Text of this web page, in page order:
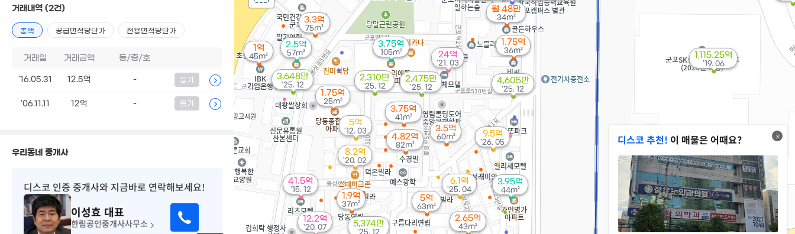
3.95억
44m²
월 48만
34m²
9.5억
'26. 05
4.82억
82m²
5억
63m²
3.75억
105m²
3,648만
'25. 12
2,310만
'25. 12
2,475만
'25. 12
4,605만
'25. 12
5,374만
'25. 12
6.1억
'25. 04
1억
45m²
1.9억
37m²
3.5억
60m²
2.65억
43m²
3.3억
75m²
28.03억
'23. 03
1.75억
25m²
1.75억
36m²
2.5억
57m² 24억
'21. 03
3.75억
41m²
12.2억
'20. 07
8.2억
'20. 02
1,115.25억
'19. 06
41.5억
'15. 12
5억
'12. 03
디스코 추천! 이 매물은 어때요?
거래내역 (2건)
총액 공급면적당단가 전용면적당단가
거래일 거래금액 동/층/호
'16.05.31 12.5억 - 등기
'06.11.11 12억 - 등기
우리동네 중개사
디스코 인증 중개사와 지금바로 연락해보세요!
이성효 대표
한림공인중개사사무소